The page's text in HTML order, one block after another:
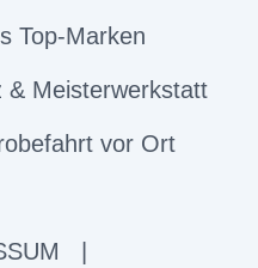
Top-Marken
& Meisterwerkstatt
vor Ort